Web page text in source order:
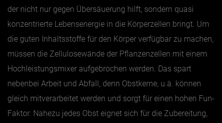
der nicht nur gegen Übersäuerung hilft, sondern quasi
konzentrierte Lebensenergie in die Körperzellen bringt. Um
die guten Inhaltsstoffe für den Körper verfügbar zu machen,
müssen die Zellulosewände der Pflanzenzellen mit einem
Hochleistungsmixer aufgebrochen werden. Das spart
nebenbei Arbeit und Abfall, denn Obstkerne, u.ä. können
gleich mitverarbeitet werden und sorgt für einen hohen Fun-
Faktor. Nahezu jedes Obst eignet sich für die Zubereitung,